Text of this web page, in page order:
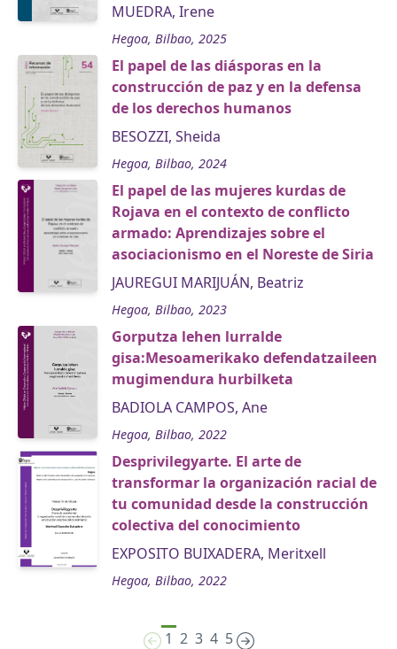
MUEDRA, Irene
Hegoa, Bilbao, 2025
El papel de las diásporas en la
construcción de paz y en la defensa
de los derechos humanos
BESOZZI, Sheida
Hegoa, Bilbao, 2024
El papel de las mujeres kurdas de
Rojava en el contexto de conflicto
armado: Aprendizajes sobre el
asociacionismo en el Noreste de Siria
JAUREGUI MARIJUÁN, Beatriz
Hegoa, Bilbao, 2023
Gorputza lehen lurralde
gisa:Mesoamerikako defendatzaileen
mugimendura hurbilketa
BADIOLA CAMPOS, Ane
Hegoa, Bilbao, 2022
Desprivilegyarte. El arte de
transformar la organización racial de
tu comunidad desde la construcción
colectiva del conocimiento
EXPOSITO BUIXADERA, Meritxell
Hegoa, Bilbao, 2022
1 2 3 4 5